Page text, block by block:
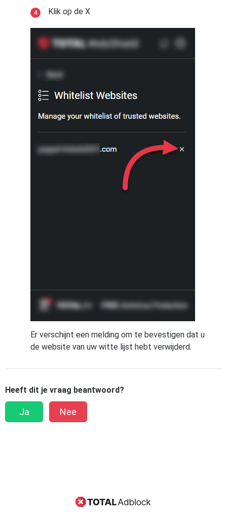
Klik op de X
Er verschijnt een melding om te bevestigen dat u
de website van uw witte lijst hebt verwijderd.
Heeft dit je vraag beantwoord?
Ja Nee